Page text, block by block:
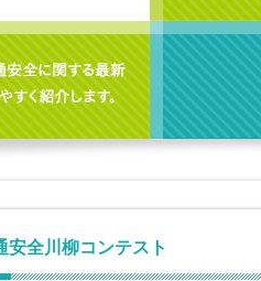
全川柳コンテスト